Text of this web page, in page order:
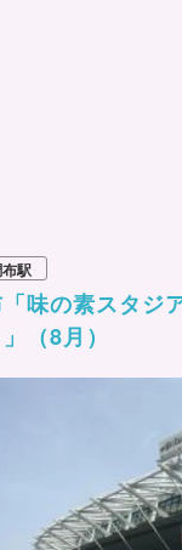
駅
味の素スタジ
（8月）